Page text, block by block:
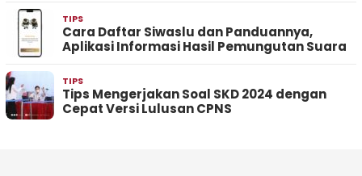
TIPS
Cara Daftar Siwaslu dan Panduannya,
Aplikasi Informasi Hasil Pemungutan Suara
TIPS
Tips Mengerjakan Soal SKD 2024 dengan
Cepat Versi Lulusan CPNS